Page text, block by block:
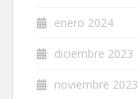
enero 2024
diciembre 2023
noviembre 2023